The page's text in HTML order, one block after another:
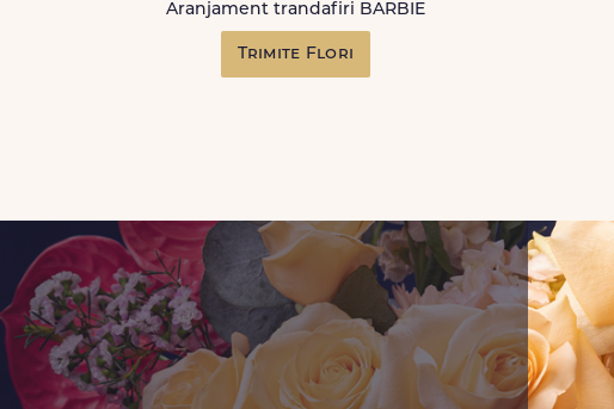
Aranjament trandafiri BARBIE
Trimite Flori